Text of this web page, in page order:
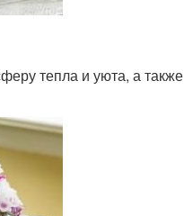
тепла и уюта, а также